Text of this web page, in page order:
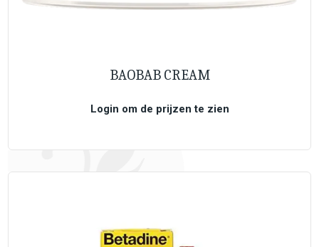
BAOBAB CREAM
Login om de prijzen te zien